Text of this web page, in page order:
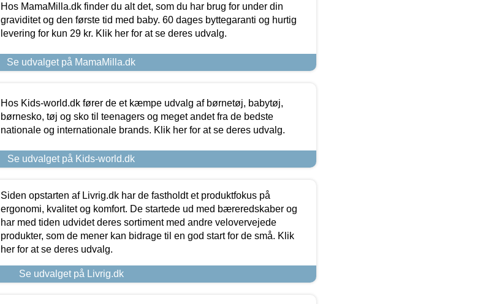
Hos MamaMilla.dk finder du alt det, som du har brug for under din
graviditet og den første tid med baby. 60 dages byttegaranti og hurtig
levering for kun 29 kr. Klik her for at se deres udvalg.
Se udvalget på MamaMilla.dk
Hos Kids-world.dk fører de et kæmpe udvalg af børnetøj, babytøj,
børnesko, tøj og sko til teenagers og meget andet fra de bedste
nationale og internationale brands. Klik her for at se deres udvalg.
Se udvalget på Kids-world.dk
Siden opstarten af Livrig.dk har de fastholdt et produktfokus på
ergonomi, kvalitet og komfort. De startede ud med bæreredskaber og
har med tiden udvidet deres sortiment med andre velovervejede
produkter, som de mener kan bidrage til en god start for de små. Klik
her for at se deres udvalg.
Se udvalget på Livrig.dk